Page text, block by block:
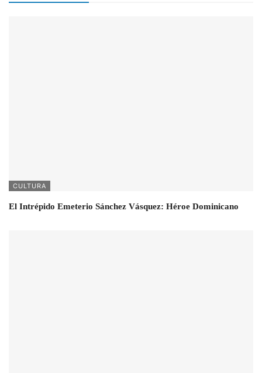
CULTURA
El Intrépido Emeterio Sánchez Vásquez: Héroe Dominicano